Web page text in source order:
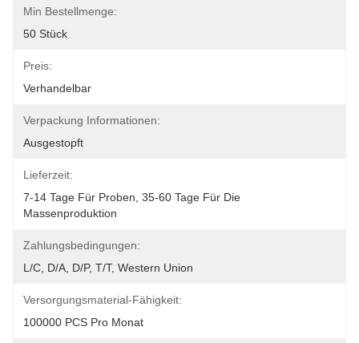
Min Bestellmenge:
50 Stück
Preis:
Verhandelbar
Verpackung Informationen:
Ausgestopft
Lieferzeit:
7-14 Tage Für Proben, 35-60 Tage Für Die
Massenproduktion
Zahlungsbedingungen:
L/C, D/A, D/P, T/T, Western Union
Versorgungsmaterial-Fähigkeit:
100000 PCS Pro Monat